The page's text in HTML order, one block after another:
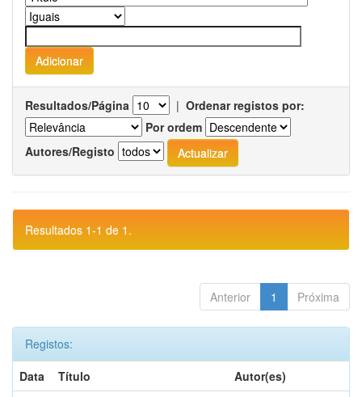
Resultados/Página | Ordenar registos por:
Por ordem
Autores/Registo
Resultados 1-1 de 1.
Anterior 1 Próxima
Registos:
Data
Título
Autor(es)